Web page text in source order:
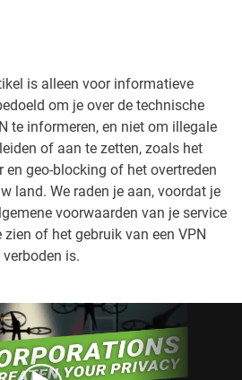
is alleen voor informatieve
om je over de technische
te informeren, en niet om illegale
of aan te zetten, zoals het
en geo-blocking of het overtreden
land. We raden je aan, voordat je
voorwaarden van je service
of het gebruik van een VPN
verboden is.